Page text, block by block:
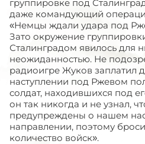
группировке под
даже командующий
«Немцы ждали удара под
Зато окружение
Сталинградом явилось для
неожиданностью. Не
радиоигре Жуков заплатил
наступлении под Ржевом
солдат, находившихся под
он так никогда и не узнал,
предупреждены о нашем
направлении, поэтому
количество войск».